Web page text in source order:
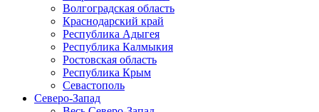
Волгоградская область
Краснодарский край
Республика Адыгея
Республика Калмыкия
Ростовская область
Республика Крым
Севастополь
Северо-Запад